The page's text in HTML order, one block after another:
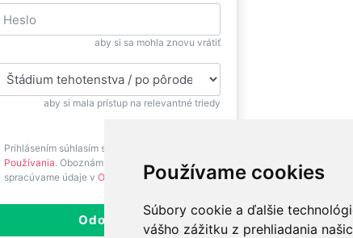
Používame cookies
Súbory cookie a ďalšie
vášho zážitku z prehliadania
aby si sa mohla znovu vrátiť
aby si mala prístup na relevantné triedy
Prihlásením súhlasím s
Používania. Oboznám sa prosím ako
spracúvame údaje v Ochrane osobných údajov.
Odoslať